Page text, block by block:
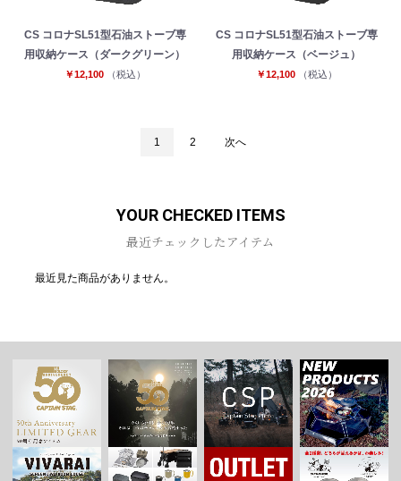
CS コロナSL51型石油ストーブ専
用収納ケース（ダークグリーン）
￥12,100 （税込）
CS コロナSL51型石油ストーブ専
用収納ケース（ベージュ）
￥12,100 （税込）
1 2 次へ
YOUR CHECKED ITEMS
最近チェックしたアイテム
最近見た商品がありません。